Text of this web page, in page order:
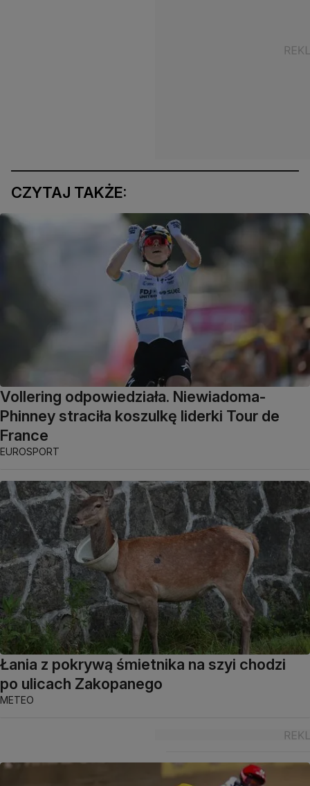
CZYTAJ TAKŻE:
Vollering odpowiedziała. Niewiadoma-
Phinney straciła koszulkę liderki Tour de
France
EUROSPORT
Łania z pokrywą śmietnika na szyi chodzi
po ulicach Zakopanego
METEO